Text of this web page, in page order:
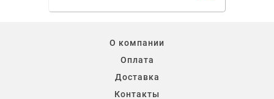
О компании
Оплата
Доставка
Контакты